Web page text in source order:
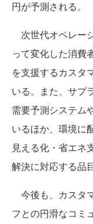
円が予測される。
次世代オペレー
って変化した消費
を支援するカスタ
いる。また、サプ
需要予測システム
いるほか、環境に
見える化・省エネ
解決に対応する品
今後も、カスタ
フとの円滑なコミ